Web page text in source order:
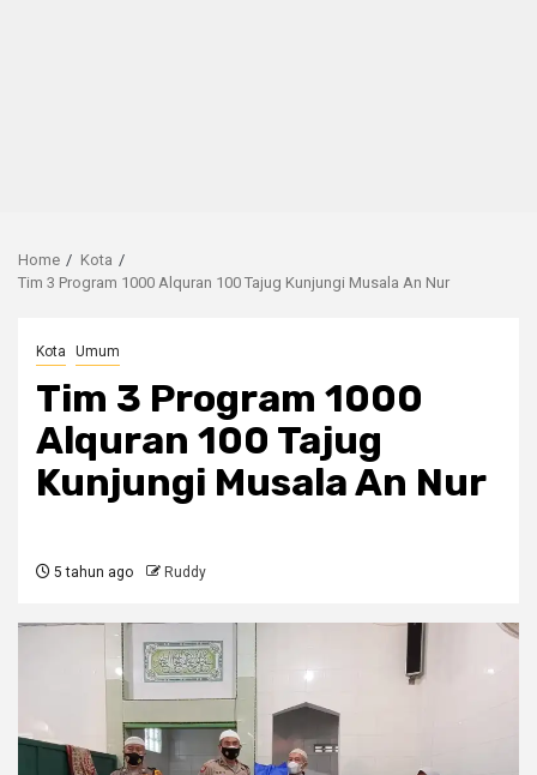
Home
Kota
Tim 3 Program 1000 Alquran 100 Tajug Kunjungi Musala An Nur
Kota Umum
Tim 3 Program 1000
Alquran 100 Tajug
Kunjungi Musala An Nur
5 tahun ago Ruddy